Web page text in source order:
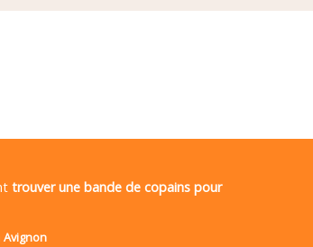
trouver une bande de copains pour
Avignon